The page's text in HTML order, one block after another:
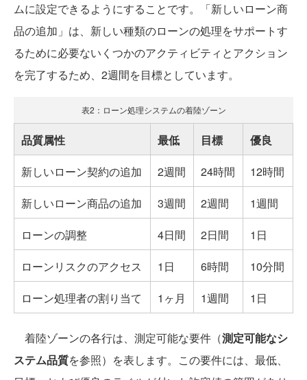
ムに設定できるようにすることです。「新しいローン商
品の追加」は、新しい種類のローンの処理をサポートす
るために必要ないくつかのアクティビティとアクション
を完了するため、2週間を目標としています。
表2：ローン処理システムの着陸ゾーン
品質属性 最低 目標
優良
新しいローン契約の追加
2週間 24時間
12時間
新しいローン商品の追加
3週間 2週間
1週間
ローンの調整
4日間 2日間
1日
ローンリスクのアクセス
1日 6時間
10分間
ローン処理者の割り当て
1ヶ月 1週間 1日
着陸ゾーンの各行は、測定可能な要件（測定可能なシ
ステム品質を参照）を表します。この要件には、最低、